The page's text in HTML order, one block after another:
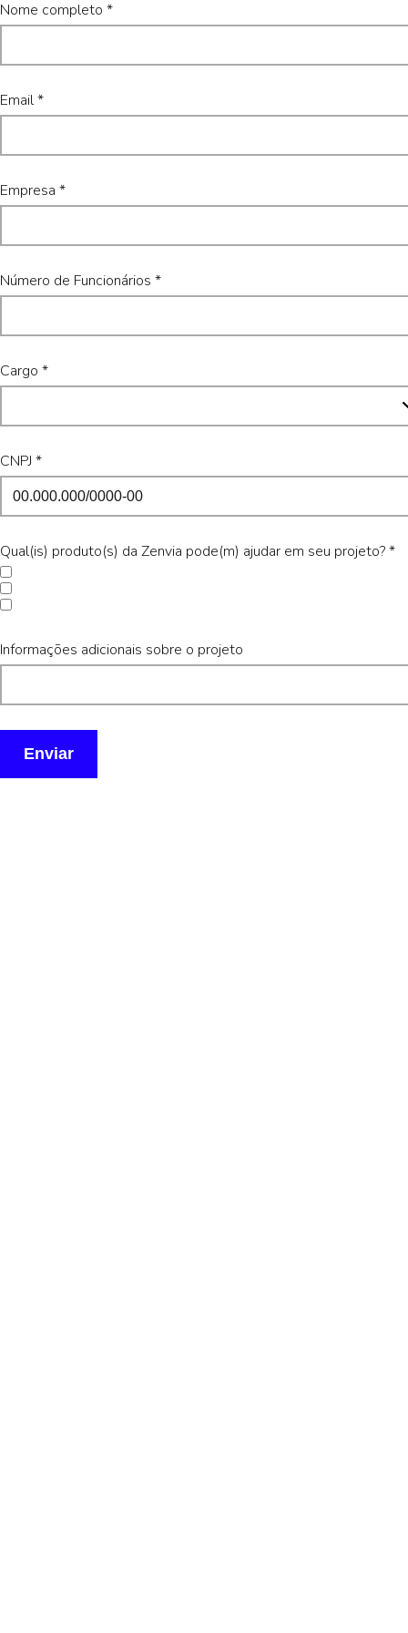
Nome completo *
Email *
Empresa *
Número de Funcionários *
Cargo *
CNPJ *
Qual(is) produto(s) da Zenvia pode(m) ajudar em seu projeto? *
Informações adicionais sobre o projeto